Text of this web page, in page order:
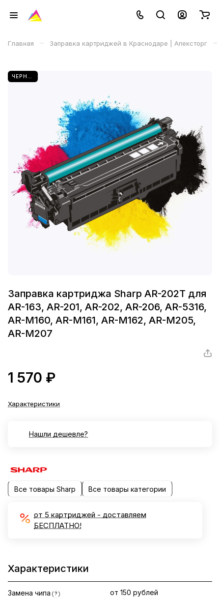
Главная – Заправка картриджей в Краснодаре | Апексторг –
Заправка картриджа Sharp AR-202T для
AR-163, AR-201, AR-202, AR-206, AR-5316,
AR-M160, AR-M161, AR-M162, AR-M205,
AR-M207
1 570 ₽
Характеристики
Нашли дешевле?
Все товары Sharp Все товары категории
от 5 картриджей - доставляем
БЕСПЛАТНО!
Характеристики
Замена чипа ? от 150 рублей